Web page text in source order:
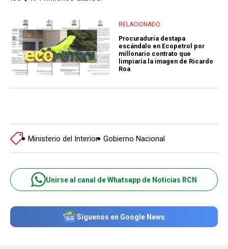
RELACIONADO
Procuraduría destapa
escándalo en Ecopetrol por
millonario contrato que
limpiaría la imagen de Ricardo
Roa
Ministerio del Interior Gobierno Nacional
Unirse al canal de Whatsapp de Noticias RCN
Síguenos en Google News